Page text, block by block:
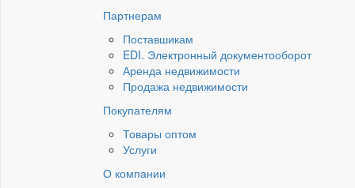
Партнерам
Поставшикам
EDI. Электронный документооборот
Аренда недвижимости
Продажа недвижимости
Покупателям
Товары оптом
Услуги
О компании